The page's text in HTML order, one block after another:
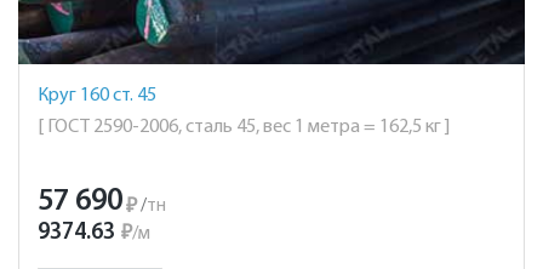
Круг 160 ст. 45
[ ГОСТ 2590-2006, сталь 45, вес 1 метра = 162,5 кг ]
57 690₽ /тн
9374.63 ₽/м